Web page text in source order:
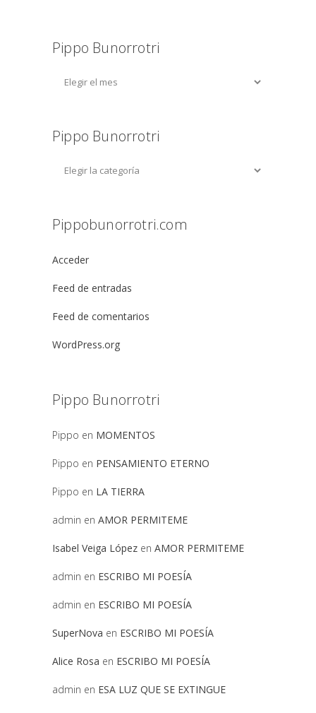
Pippo Bunorrotri
Pippo Bunorrotri
Pippobunorrotri.com
Acceder
Feed de entradas
Feed de comentarios
WordPress.org
Pippo Bunorrotri
Pippo en MOMENTOS
Pippo en PENSAMIENTO ETERNO
Pippo en LA TIERRA
admin en AMOR PERMITEME
Isabel Veiga López en AMOR PERMITEME
admin en ESCRIBO MI POESÍA
admin en ESCRIBO MI POESÍA
SuperNova en ESCRIBO MI POESÍA
Alice Rosa en ESCRIBO MI POESÍA
admin en ESA LUZ QUE SE EXTINGUE